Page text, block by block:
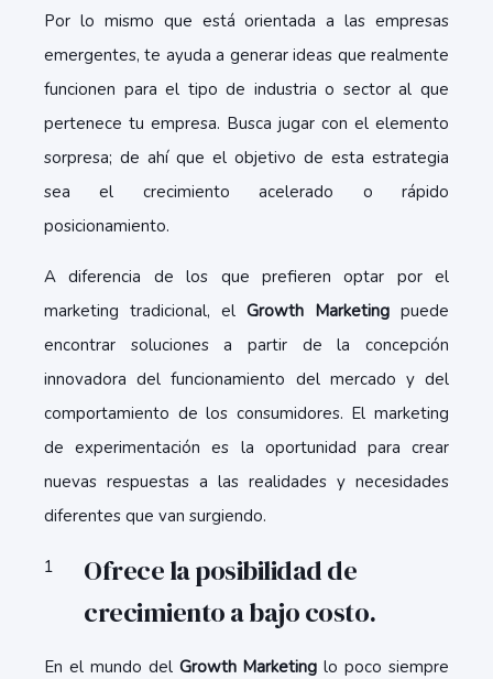
Por lo mismo que está orientada a las empresas
emergentes, te ayuda a generar ideas que realmente
funcionen para el tipo de industria o sector al que
pertenece tu empresa. Busca jugar con el elemento
sorpresa; de ahí que el objetivo de esta estrategia
sea el crecimiento acelerado o rápido
posicionamiento.
A diferencia de los que prefieren optar por el
marketing tradicional, el Growth Marketing puede
encontrar soluciones a partir de la concepción
innovadora del funcionamiento del mercado y del
comportamiento de los consumidores. El marketing
de experimentación es la oportunidad para crear
nuevas respuestas a las realidades y necesidades
diferentes que van surgiendo.
Ofrece la posibilidad de
crecimiento a bajo costo.
En el mundo del Growth Marketing lo poco siempre